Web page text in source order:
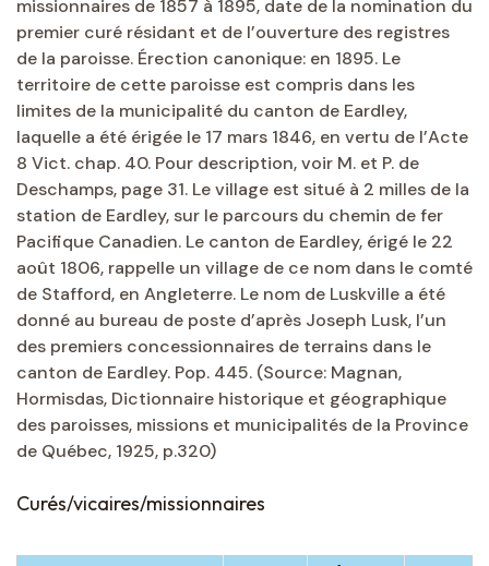
missionnaires de 1857 à 1895, date de la nomination du
premier curé résidant et de l’ouverture des registres
de la paroisse. Érection canonique: en 1895. Le
territoire de cette paroisse est compris dans les
limites de la municipalité du canton de Eardley,
laquelle a été érigée le 17 mars 1846, en vertu de l’Acte
8 Vict. chap. 40. Pour description, voir M. et P. de
Deschamps, page 31. Le village est situé à 2 milles de la
station de Eardley, sur le parcours du chemin de fer
Pacifique Canadien. Le canton de Eardley, érigé le 22
août 1806, rappelle un village de ce nom dans le comté
de Stafford, en Angleterre. Le nom de Luskville a été
donné au bureau de poste d’après Joseph Lusk, l’un
des premiers concessionnaires de terrains dans le
canton de Eardley. Pop. 445. (Source: Magnan,
Hormisdas, Dictionnaire historique et géographique
des paroisses, missions et municipalités de la Province
de Québec, 1925, p.320)
Curés/vicaires/missionnaires